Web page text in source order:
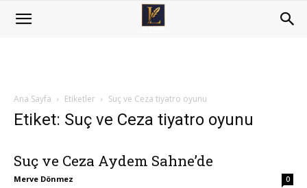
Ana Sayfa Etiketler Suç ve Ceza tiyatro oyunu
Etiket: Suç ve Ceza tiyatro oyunu
Suç ve Ceza Aydem Sahne’de
Merve Dönmez 0